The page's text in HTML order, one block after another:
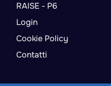
RAISE - P6
Login
Cookie Policy
Contatti